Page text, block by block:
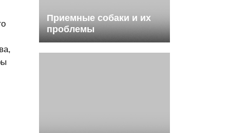
Приемные собаки и их
проблемы